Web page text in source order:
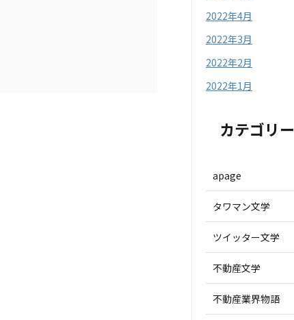
2022年4月
2022年3月
2022年2月
2022年1月
カテゴリー
apage
タワマン文学
ツイッター文学
不動産文学
不動産業界物語